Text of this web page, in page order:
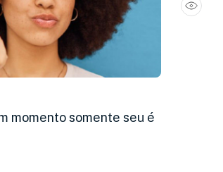
momento somente seu é